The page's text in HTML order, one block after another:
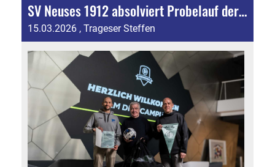
SV Neuses 1912 absolviert Probelauf der DFB-Vereinszertifizierung
15.03.2026 , Trageser Steffen